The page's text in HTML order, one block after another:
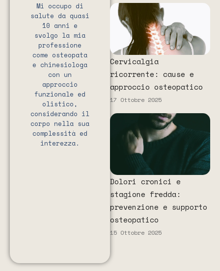
Mi occupo di
salute da quasi
10 anni e
svolgo la mia
professione
come osteopata
e chinesiologa
con un
approccio
funzionale ed
olistico,
considerando il
corpo nella sua
complessità ed
interezza.
Cervicalgia
ricorrente: cause e
approccio osteopatico
17 Ottobre 2025
Dolori cronici e
stagione fredda:
prevenzione e supporto
osteopatico
15 Ottobre 2025